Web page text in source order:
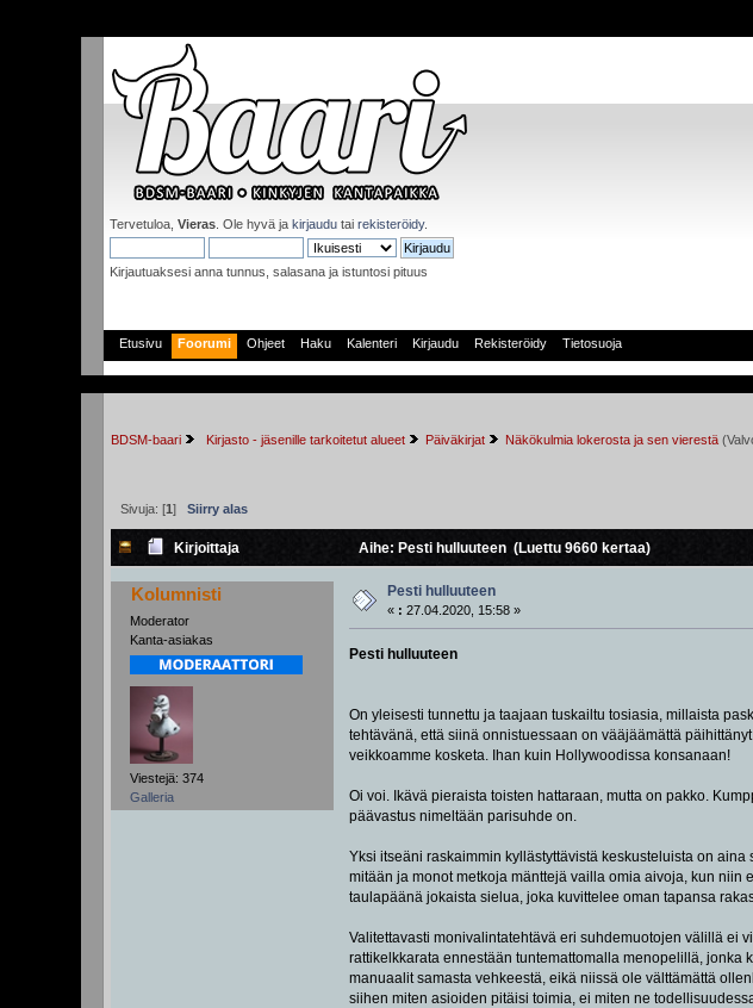
Tervetuloa,Vieras . Ole hyvä jakirjaudu tairekisteröidy.
Kirjautuaksesi anna tunnus, salasana ja istuntosi pituus
Etusivu Foorumi Ohjeet Haku Kalenteri Kirjaudu Rekisteröidy Tietosuoja
BDSM-baari Kirjasto - jäsenille tarkoitetut alueet Päiväkirjat Näkökulmia lokerosta ja sen vierestä
Sivuja: [1]Siirry alas
Kirjoittaja Aihe: Pesti hulluuteen (Luettu 9660 kertaa)
Kolumnisti
Moderator
Kanta-asiakas
Viestejä: 374
Galleria
Pesti hulluuteen
« : 27.04.2020, 15:58 »
Pesti hulluuteen
On yleisesti tunnettu ja taajaan tuskailtu tosiasia, millaista
tehtävänä, että siinä onnistuessaan on vääjäämättä
veikkoamme kosketa. Ihan kuin Hollywoodissa konsanaan!
Oi voi. Ikävä pieraista toisten hattaraan, mutta on pakko.
päävastus nimeltään parisuhde on.
Yksi itseäni raskaimmin kyllästyttävistä keskusteluista on
mitään ja monot metkoja mänttejä vailla omia aivoja, kun
taulapäänä jokaista sielua, joka kuvittelee oman tapansa
Valitettavasti monivalintatehtävä eri suhdemuotojen välillä ei
rattikelkkarata ennestään tuntemattomalla menopelillä,
manuaalit samasta vehkeestä, eikä niissä ole välttämättä
siihen miten asioiden pitäisi toimia, ei miten ne